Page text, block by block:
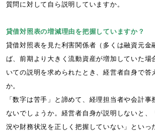
質問に対して自ら説明していますか。
貸借対照表の増減理由を把握していますか？
貸借対照表を見た利害関係者（多くは融資元金
ば、前期より大きく流動資産が増加していた場
いての説明を求められたとき、経営者自身で答
か。
「数字は苦手」と諦めて、経理担当者や会計事
ないでしょうか。経営者自身が説明しないと、
況や財務状況を正しく把握していない」といっ